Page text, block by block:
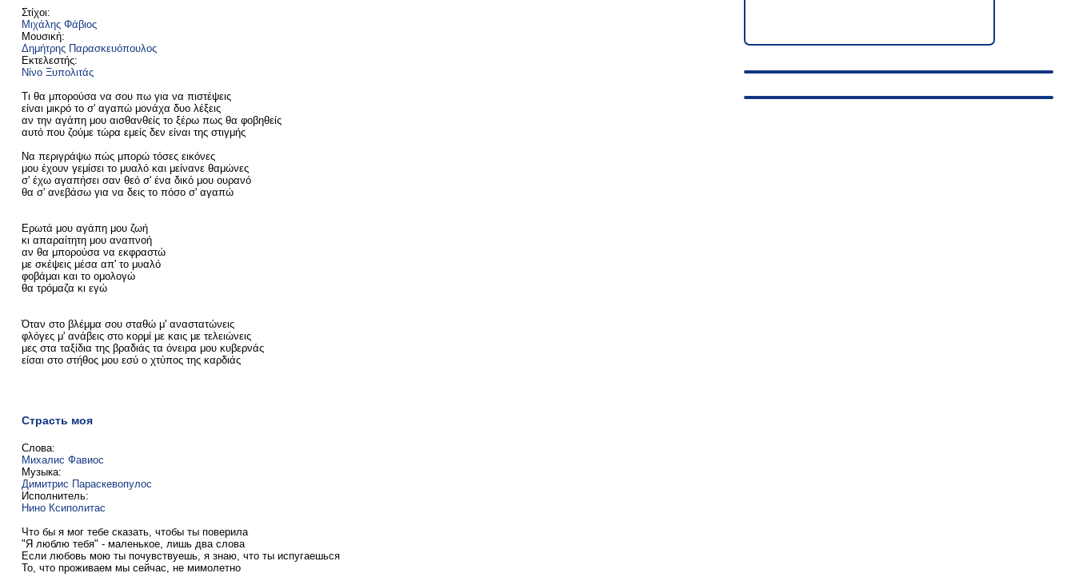
Στίχοι:
Μιχάλης Φάβιος
Μουσική:
Δημήτρης Παρασκευόπουλος
Εκτελεστής:
Νίνο Ξυπολιτάς
Τι θα μπορούσα να σου πω για να πιστέψεις
είναι μικρό το σ' αγαπώ μονάχα δυο λέξεις
αν την αγάπη μου αισθανθείς το ξέρω πως θα φοβηθείς
αυτό που ζούμε τώρα εμείς δεν είναι της στιγμής
Να περιγράψω πώς μπορώ τόσες εικόνες
μου έχουν γεμίσει το μυαλό και μείνανε θαμώνες
σ' έχω αγαπήσει σαν θεό σ' ένα δικό μου ουρανό
θα σ' ανεβάσω για να δεις το πόσο σ' αγαπώ
Ερωτά μου αγάπη μου ζωή
κι απαραίτητη μου αναπνοή
αν θα μπορούσα να εκφραστώ
με σκέψεις μέσα απ' το μυαλό
φοβάμαι και το ομολογώ
θα τρόμαζα κι εγώ
Όταν στο βλέμμα σου σταθώ μ' αναστατώνεις
φλόγες μ' ανάβεις στο κορμί με καις με τελειώνεις
μες στα ταξίδια της βραδιάς τα όνειρα μου κυβερνάς
είσαι στο στήθος μου εσύ ο χτύπος της καρδιάς
Страсть моя
Слова:
Михалис Фавиос
Музыка:
Димитрис Параскевопулос
Исполнитель:
Нино Ксиполитас
Что бы я мог тебе сказать, чтобы ты поверила
"Я люблю тебя" - маленькое, лишь два слова
Если любовь мою ты почувствуешь, я знаю, что ты испугаешься
То, что проживаем мы сейчас, не мимолетно